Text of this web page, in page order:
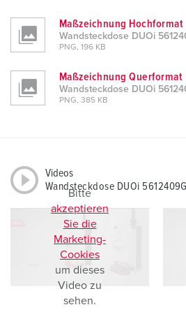
Maßzeichnung Hochformat
Wandsteckdose DUOi
PNG, 196 KB
Maßzeichnung Querformat
Wandsteckdose DUOi
PNG, 385 KB
Videos
Wandsteckdose DUOi 5612409G
Bitte
akzeptieren
Sie die
Marketing-
Cookies
um dieses
Video zu
sehen.